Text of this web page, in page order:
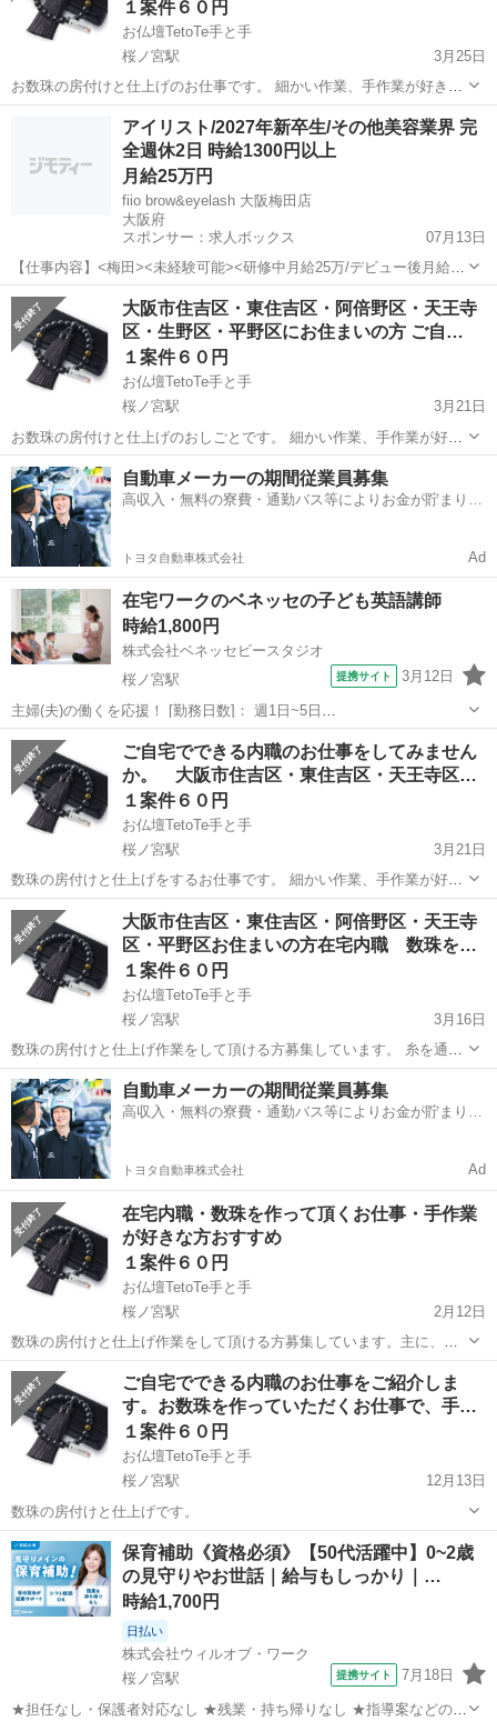
１案件６０円
お仏壇TetoTe手と手
桜ノ宮駅
3月25日
お数珠の房付けと仕上げのお仕事です。 細かい作業、手作業が好きな
方におすすめです。
桜ノ宮駅 その他 東住吉区
アイリスト/2027年新卒生/その他美容業界 完
全週休2日 時給1300円以上
月給25万円
fiio brow&eyelash 大阪梅田店
大阪府
スポンサー：求人ボックス
07月13日
【仕事内容】<梅田><未経験可能><研修中月給25万/デビュー後月給26
万><完全週休2日制&有給休暇><実働8時間><社会保険完備>アイブロ
ウ・まつ毛パーマが人気のサロン!「fiio brow&eyelash 大阪梅田店(フ
ィオ...
正社員 / アルバイト・パート
大阪市住吉区・東住吉区・阿倍野区・天王寺
区・生野区・平野区にお住まいの方 ご自…
１案件６０円
お仏壇TetoTe手と手
桜ノ宮駅
3月21日
お数珠の房付けと仕上げのおしごとです。 細かい作業、手作業が好き
な方におすすめです。
大阪 大阪市 桜ノ宮駅 その他 東住吉区
自動車メーカーの期間従業員募集
高収入・無料の寮費・通勤バス等によりお金が貯まりや
トヨタ自動車株式会社 Ad
在宅ワークのベネッセの子ども英語講師
時給1,800円
株式会社ベネッセビースタジオ
桜ノ宮駅
提携サイト 3月12日
主婦(夫)の働くを応援！ [勤務日数]： 週1日~5日
14:00~16:00/15:00~18:00/14:00~18:00 月/火/水/木/金/土/日 などから選
べます [勤務地・最寄駅]： 大阪府大阪市都島区 株式...
大阪 桜ノ宮駅 その他
ご自宅でできる内職のお仕事をしてみません
か。 大阪市住吉区・東住吉区・天王寺区…
１案件６０円
お仏壇TetoTe手と手
桜ノ宮駅
3月21日
数珠の房付けと仕上げをするお仕事です。 細かい作業、手作業が好き
な方おすすめです。
大阪 桜ノ宮駅 その他 東住吉区
大阪市住吉区・東住吉区・阿倍野区・天王寺
区・平野区お住まいの方在宅内職 数珠を…
１案件６０円
お仏壇TetoTe手と手
桜ノ宮駅
3月16日
数珠の房付けと仕上げ作業をして頂ける方募集しています。 糸を通し
た数珠の珠に房を取り付けて頂き、最終の仕上げをして頂く作業で
す。 最初は、実際に作り方をお教えしますので、未経験の方でも安心
して始めて頂けます。 細かい作...
大阪 大阪市 桜ノ宮駅 その他
自動車メーカーの期間従業員募集
高収入・無料の寮費・通勤バス等によりお金が貯まりや
トヨタ自動車株式会社 Ad
在宅内職・数珠を作って頂くお仕事・手作業
が好きな方おすすめ
１案件６０円
お仏壇TetoTe手と手
桜ノ宮駅
2月12日
数珠の房付けと仕上げ作業をして頂ける方募集しています。主に、こ
ちらで用意した数珠に房を取り付けて頂き、最終の仕上げをして頂く
手作業のお仕事です。 特別な資格や経験は必要ありません。 最初は実
際にやり方をお教えしますので、...
大阪 桜ノ宮駅 その他
ご自宅でできる内職のお仕事をご紹介しま
す。お数珠を作っていただくお仕事で、手
作…
１案件６０円
お仏壇TetoTe手と手
桜ノ宮駅
12月13日
数珠の房付けと仕上げです。
大阪 大阪市 桜ノ宮駅 その他
保育補助《資格必須》【50代活躍中】0~2歳
の見守りやお世話｜給与もしっかり｜…
時給1,700円
日払い
株式会社ウィルオブ・ワーク
桜ノ宮駅
提携サイト 7月18日
★担任なし・保護者対応なし ★残業・持ち帰りなし ★指導案などの書